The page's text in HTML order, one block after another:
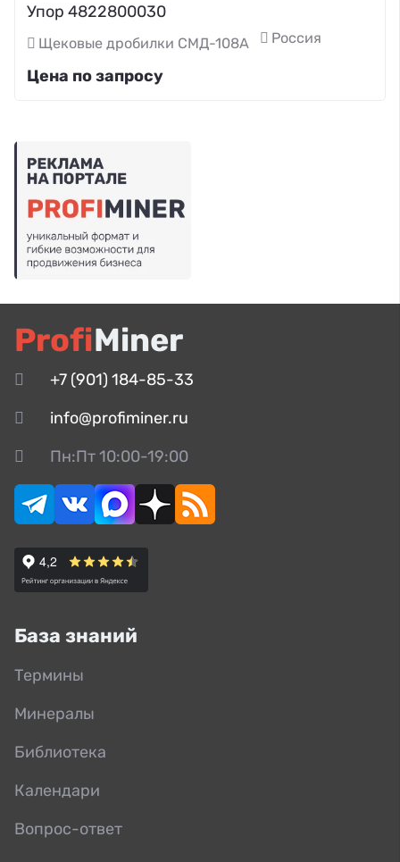
Упор 4822800030
Щековые дробилки СМД-108А Россия
Цена по запросу
ProfiMiner
+7 (901) 184-85-33
info@profiminer.ru
Пн:Пт 10:00-19:00
База знаний
Термины
Минералы
Библиотека
Календари
Вопрос-ответ